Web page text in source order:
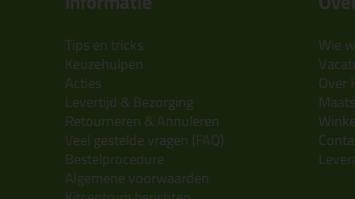
Tips en tricks
Keuzehulpen
Acties
Levertijd & Bezorging
Retourneren & Annuleren
Veel gestelde vragen (FAQ)
Bestelprocedure
Algemene voorwaarden
Wie
Over